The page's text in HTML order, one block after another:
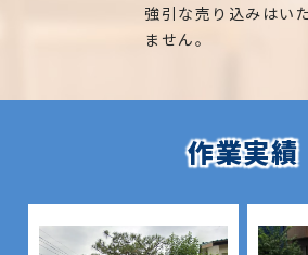
強引な売り込みはい
ません。
作業実績